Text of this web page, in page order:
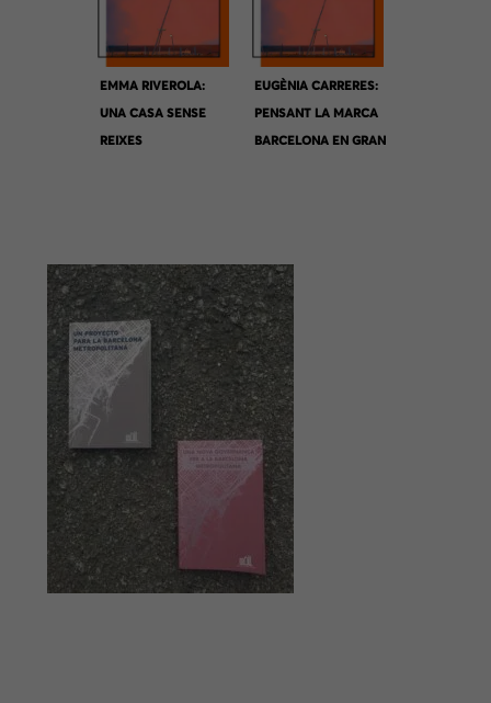
EMMA RIVEROLA:
UNA CASA SENSE
REIXES
EUGÈNIA CARRERES:
PENSANT LA MARCA
BARCELONA EN GRAN